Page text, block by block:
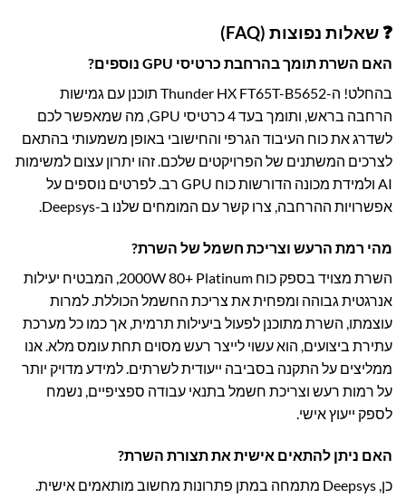
❓ שאלות נפוצות (FAQ)
האם השרת תומך בהרחבת כרטיסי GPU נוספים?
בהחלט! ה-Thunder HX FT65T-B5652 תוכנן עם גמישות
הרחבה בראש, ותומך בעד 4 כרטיסי GPU, מה שמאפשר לכם
לשדרג את כוח העיבוד הגרפי והחישובי באופן משמעותי בהתאם
לצרכים המשתנים של הפרויקטים שלכם. זהו יתרון עצום למשימות
AI ולמידת מכונה הדורשות כוח GPU רב. לפרטים נוספים על
אפשרויות ההרחבה, צרו קשר עם המומחים שלנו ב-Deepsys.
מהי רמת הרעש וצריכת חשמל של השרת?
השרת מצויד בספק כוח 2000W 80+ Platinum, המבטיח יעילות
אנרגטית גבוהה ומפחית את צריכת החשמל הכוללת. למרות
עוצמתו, השרת מתוכנן לפעול ביעילות תרמית, אך כמו כל מערכת
עתירת ביצועים, הוא עשוי לייצר רעש מסוים תחת עומס מלא. אנו
ממליצים על התקנה בסביבה ייעודית לשרתים. למידע מדויק יותר
על רמות רעש וצריכת חשמל בתנאי עבודה ספציפיים, נשמח
לספק ייעוץ אישי.
האם ניתן להתאים אישית את תצורת השרת?
כן, Deepsys מתמחה במתן פתרונות מחשוב מותאמים אישית.